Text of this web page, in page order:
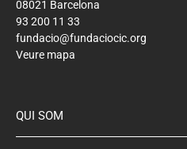
08021 Barcelona
93 200 11 33
fundacio@fundaciocic.org
Veure mapa
QUI SOM